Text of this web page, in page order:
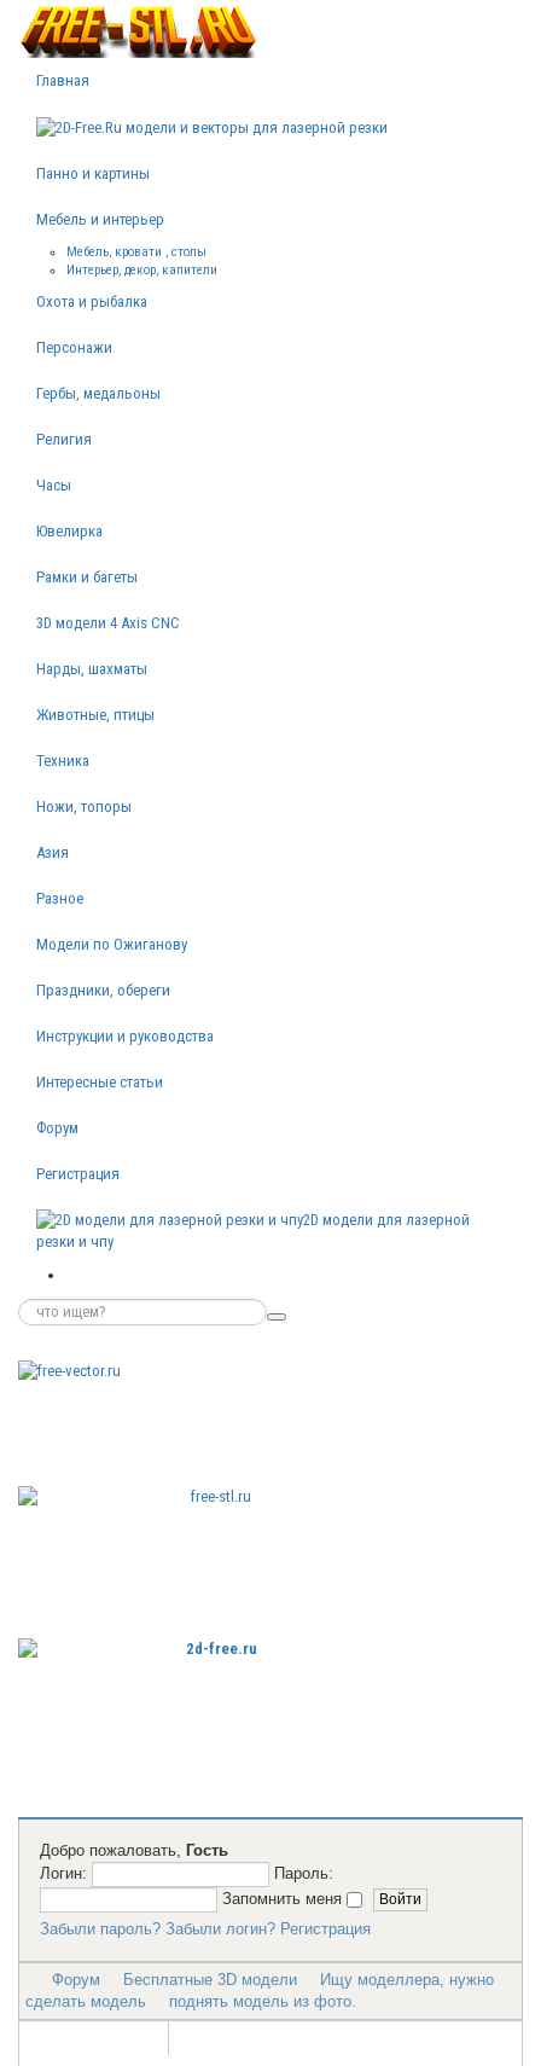
Главная
Панно и картины
Мебель и интерьер
Мебель, кровати , столы
Интерьер, декор, капители
Охота и рыбалка
Персонажи
Гербы, медальоны
Религия
Часы
Ювелирка
Рамки и багеты
3D модели 4 Axis CNC
Нарды, шахматы
Животные, птицы
Техника
Ножи, топоры
Азия
Разное
Модели по Ожиганову
Праздники, обереги
Инструкции и руководства
Интересные статьи
Форум
Регистрация
2D модели для лазерной
резки и чпу
Добро пожаловать, Гость
Логин:
Пароль:
Запомнить меня
Забыли пароль? Забыли логин? Регистрация
Форум Бесплатные 3D модели
Ищу моделлера, нужно
сделать модель
поднять модель из фото.